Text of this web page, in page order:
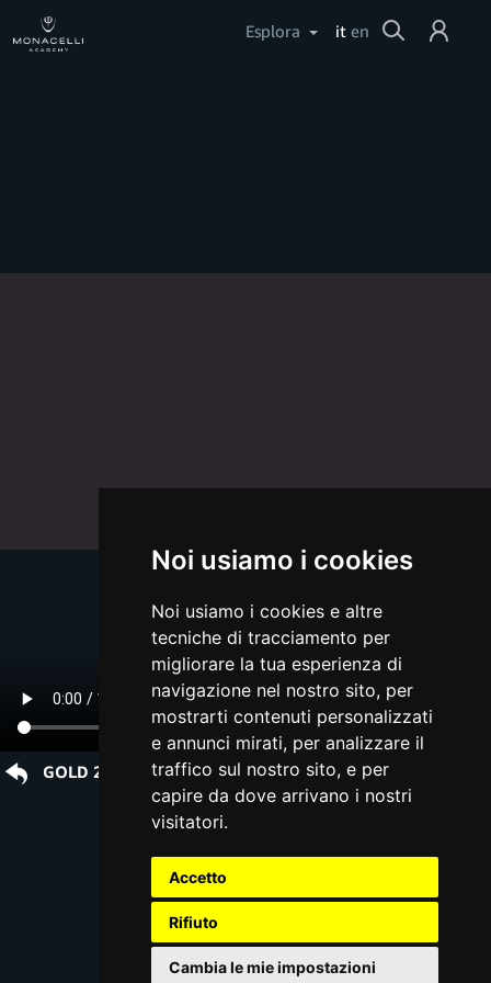
Noi usiamo i cookies
Noi usiamo i cookies e altre
tecniche di tracciamento per
migliorare la tua esperienza di
navigazione nel nostro sito, per
mostrarti contenuti personalizzati
e annunci mirati, per analizzare il
traffico sul nostro sito, e per
capire da dove arrivano i nostri
visitatori.
Accetto
Rifiuto
Cambia le mie impostazioni
Esplora it en Cerca
GOLD 20 Meravigliose Sensazioni di Bellezza